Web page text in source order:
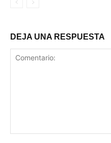
DEJA UNA RESPUESTA